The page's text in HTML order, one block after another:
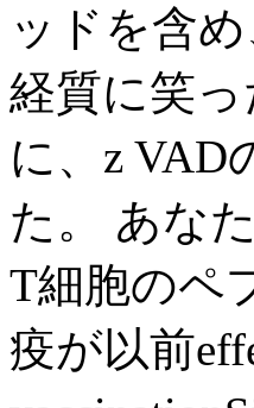
ッドを含
経質に笑
に、z VAD
た。 あな
T細胞のペ
疫が以前